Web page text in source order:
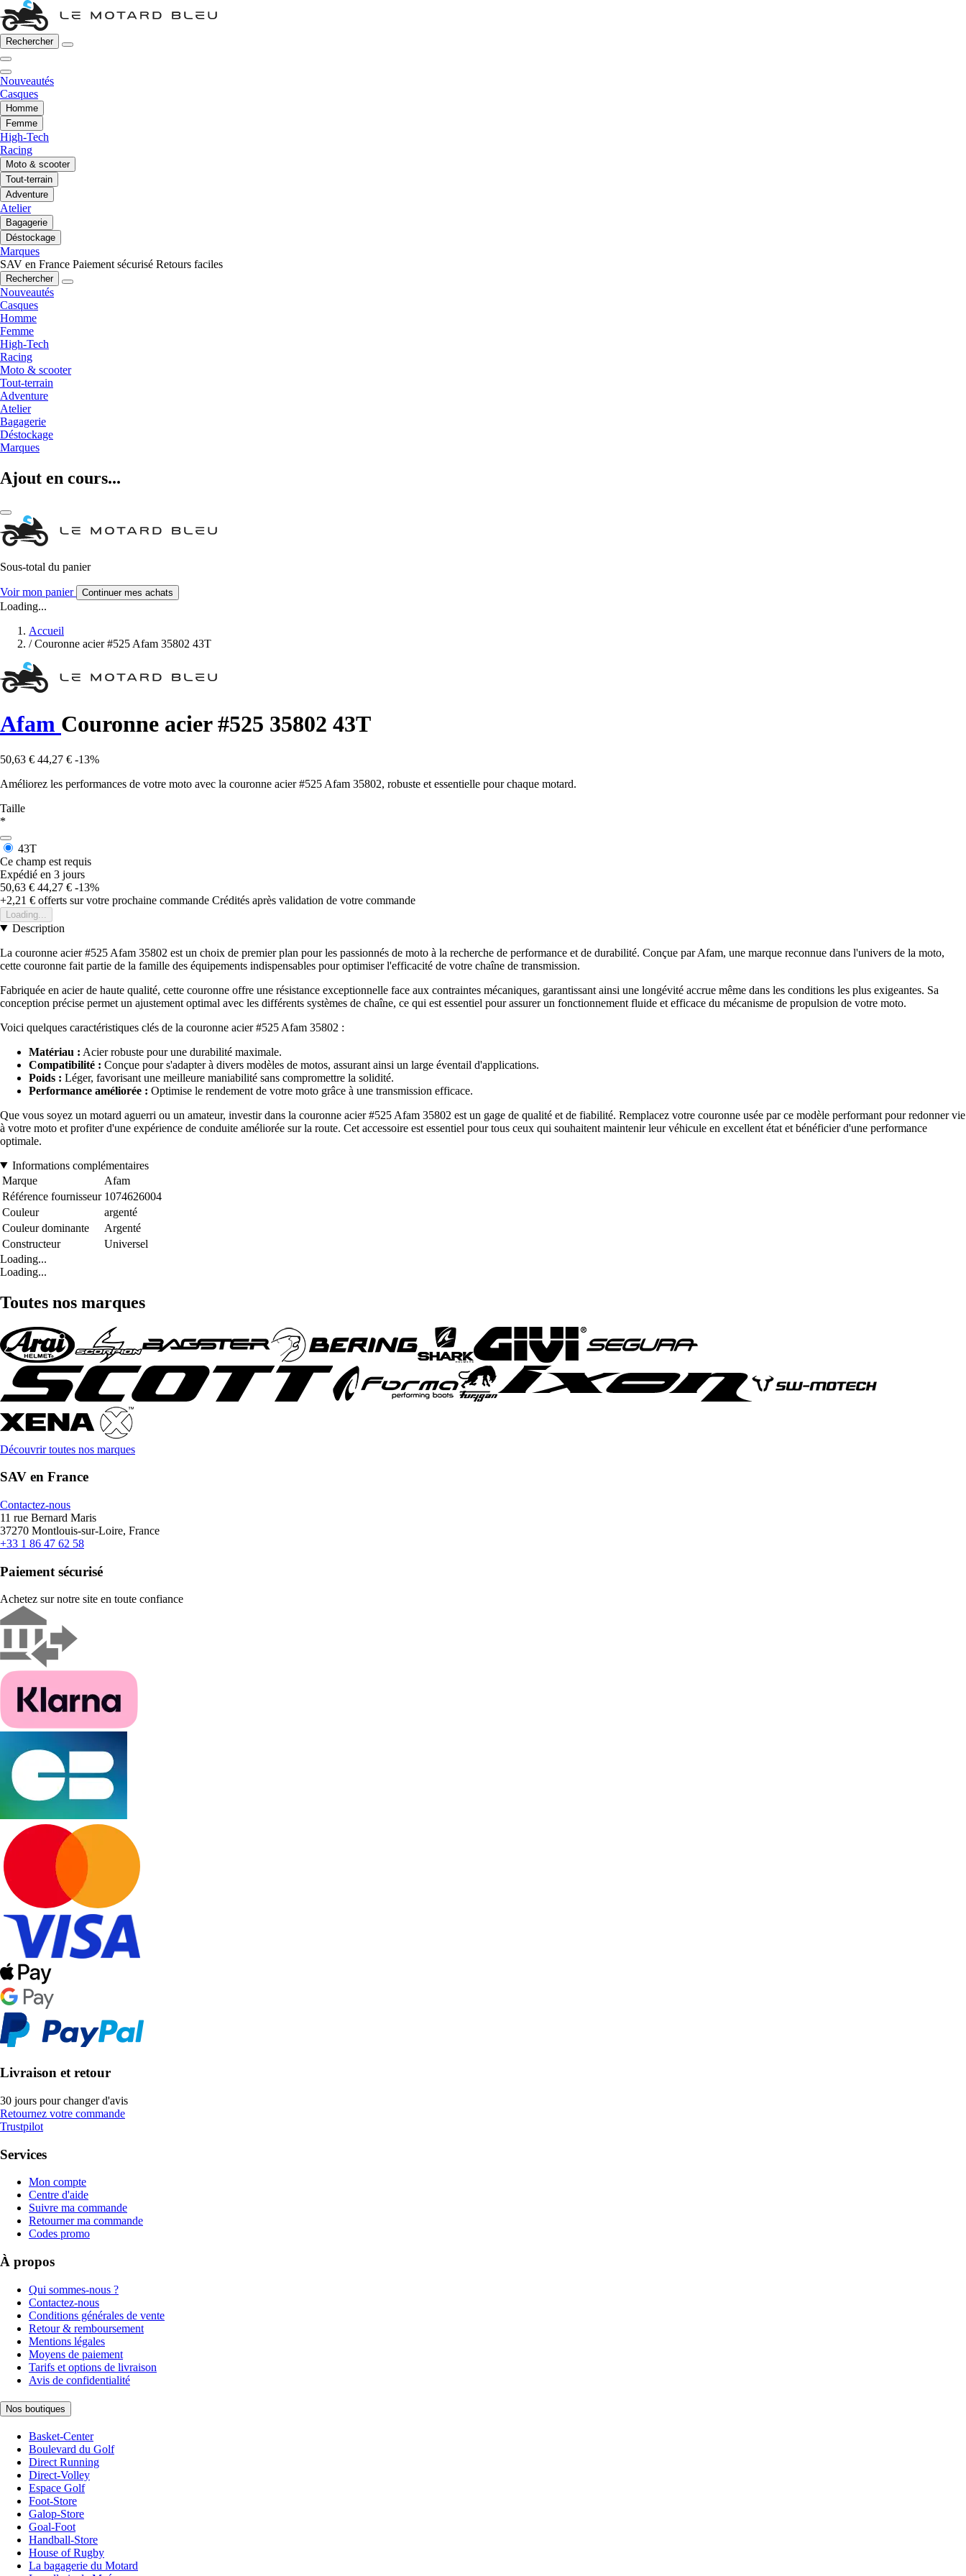
Rechercher
Nouveautés
Casques
Homme
Femme
High-Tech
Racing
Moto & scooter
Tout-terrain
Adventure
Atelier
Bagagerie
Déstockage
Marques
SAV en France Paiement sécurisé Retours faciles
Rechercher
Nouveautés
Casques
Homme
Femme
High-Tech
Racing
Moto & scooter
Tout-terrain
Adventure
Atelier
Bagagerie
Déstockage
Marques
Ajout en cours...
Sous-total du panier
Voir mon panier Continuer mes achats
Loading...
Accueil
/ Couronne acier #525 Afam 35802 43T
Afam Couronne acier #525 35802 43T
50,63 € 44,27 € -13%
Améliorez les performances de votre moto avec la couronne acier #525 Afam 35802, robuste et essentielle pour chaque motard.
Taille
*
43T
Ce champ est requis
Expédié en 3 jours
50,63 € 44,27 € -13%
+2,21 € offerts sur votre prochaine commande Crédités après validation de votre commande
Loading...
Description
La couronne acier #525 Afam 35802 est un choix de premier plan pour les passionnés de moto à la recherche de performance et de durabilité. Conçue par Afam, une marque reconnue dans l'univers de la moto,
cette couronne fait partie de la famille des équipements indispensables pour optimiser l'efficacité de votre chaîne de transmission.
Fabriquée en acier de haute qualité, cette couronne offre une résistance exceptionnelle face aux contraintes mécaniques, garantissant ainsi une longévité accrue même dans les conditions les plus exigeantes. Sa
conception précise permet un ajustement optimal avec les différents systèmes de chaîne, ce qui est essentiel pour assurer un fonctionnement fluide et efficace du mécanisme de propulsion de votre moto.
Voici quelques caractéristiques clés de la couronne acier #525 Afam 35802 :
Matériau : Acier robuste pour une durabilité maximale.
Compatibilité : Conçue pour s'adapter à divers modèles de motos, assurant ainsi un large éventail d'applications.
Poids : Léger, favorisant une meilleure maniabilité sans compromettre la solidité.
Performance améliorée : Optimise le rendement de votre moto grâce à une transmission efficace.
Que vous soyez un motard aguerri ou un amateur, investir dans la couronne acier #525 Afam 35802 est un gage de qualité et de fiabilité. Remplacez votre couronne usée par ce modèle performant pour redonner vie
à votre moto et profiter d'une expérience de conduite améliorée sur la route. Cet accessoire est essentiel pour tous ceux qui souhaitent maintenir leur véhicule en excellent état et bénéficier d'une performance
optimale.
Informations complémentaires
Marque
Afam
Référence fournisseur 1074626004
Couleur
argenté
Couleur dominante
Argenté
Constructeur
Universel
Loading...
Loading...
Toutes nos marques
Découvrir toutes nos marques
SAV en France
Contactez-nous
11 rue Bernard Maris
37270 Montlouis-sur-Loire, France
+33 1 86 47 62 58
Paiement sécurisé
Achetez sur notre site en toute confiance
Livraison et retour
30 jours pour changer d'avis
Retournez votre commande
Trustpilot
Services
Mon compte
Centre d'aide
Suivre ma commande
Retourner ma commande
Codes promo
À propos
Qui sommes-nous ?
Contactez-nous
Conditions générales de vente
Retour & remboursement
Mentions légales
Moyens de paiement
Tarifs et options de livraison
Avis de confidentialité
Nos boutiques
Basket-Center
Boulevard du Golf
Direct Running
Direct-Volley
Espace Golf
Foot-Store
Galop-Store
Goal-Foot
Handball-Store
House of Rugby
La bagagerie du Motard